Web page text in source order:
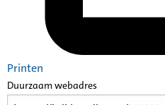
Printen
Duurzaam webadres